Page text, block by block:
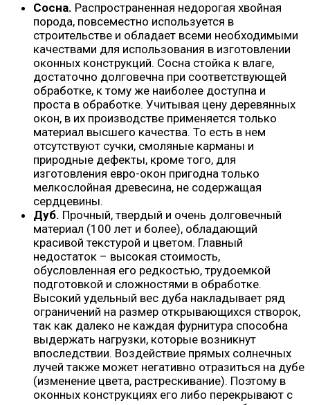
Сосна. Распространенная недорогая хвойная
порода, повсеместно используется в
строительстве и обладает всеми необходимыми
качествами для использования в изготовлении
оконных конструкций. Сосна стойка к влаге,
достаточно долговечна при соответствующей
обработке, к тому же наиболее доступна и
проста в обработке. Учитывая цену деревянных
окон, в их производстве применяется только
материал высшего качества. То есть в нем
отсутствуют сучки, смоляные карманы и
природные дефекты, кроме того, для
изготовления евро-окон пригодна только
мелкослойная древесина, не содержащая
сердцевины.
Дуб. Прочный, твердый и очень долговечный
материал (100 лет и более), обладающий
красивой текстурой и цветом. Главный
недостаток – высокая стоимость,
обусловленная его редкостью, трудоемкой
подготовкой и сложностями в обработке.
Высокий удельный вес дуба накладывает ряд
ограничений на размер открывающихся створок,
так как далеко не каждая фурнитура способна
выдержать нагрузки, которые возникнут
впоследствии. Воздействие прямых солнечных
лучей также может негативно отразиться на дубе
(изменение цвета, растрескивание). Поэтому в
оконных конструкциях его либо перекрывают с